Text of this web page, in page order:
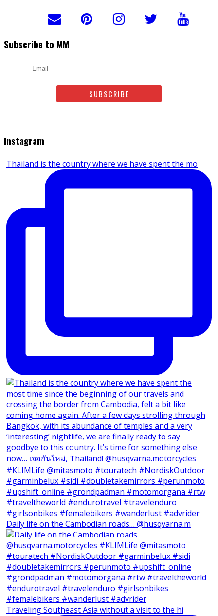
Subscribe to MM
Email
Instagram
Thailand is the country where we have spent the mo
Daily life on the Cambodian roads… @husqvarna.m
Traveling Southeast Asia without a visit to the hi